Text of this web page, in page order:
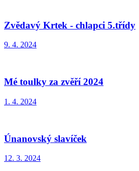
Zvědavý Krtek - chlapci 5.třídy
9. 4. 2024
Mé toulky za zvěří 2024
1. 4. 2024
Únanovský slavíček
12. 3. 2024